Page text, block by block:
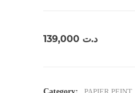
د.ت